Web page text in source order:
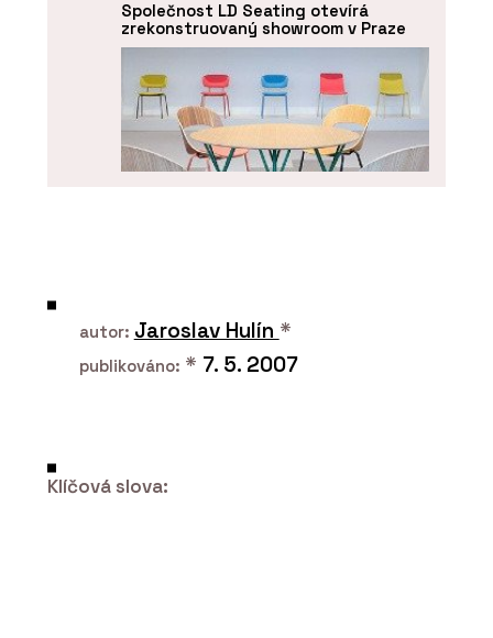
Společnost LD Seating otevírá
zrekonstruovaný showroom v Praze
autor: Jaroslav Hulín *
publikováno: * 7. 5. 2007
Klíčová slova: